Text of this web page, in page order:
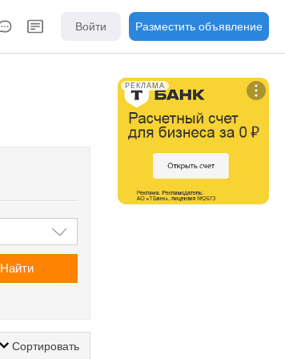
Войти Разместить объявление
Найти
Сортировать
РЕКЛАМА